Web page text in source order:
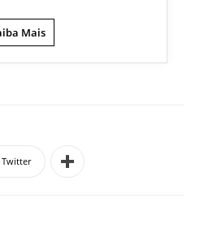
Mais
Twitter